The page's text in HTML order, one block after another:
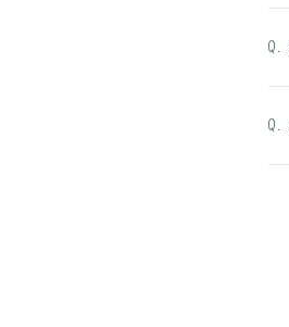
Q.
Q.